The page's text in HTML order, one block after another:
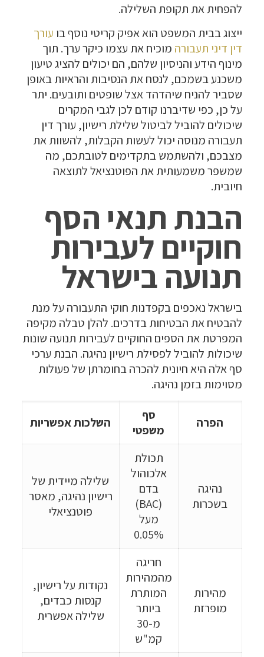
להפחית את תקופת השלילה.
ייצוג בבית המשפט הוא אפיק קריטי נוסף בו עורך
דין דיני תעבורה מוכיח את עצמו כיקר ערך. תוך
מינוף הידע והניסיון שלהם, הם יכולים להציג טיעון
משכנע בשמכם, לנסח את הנסיבות והראיות באופן
שסביר להניח שיהדהד אצל שופטים ותובעים. יתר
על כן, כפי שדיברנו קודם לכן לגבי המקרים
שיכולים להוביל לביטול שלילת רישיון, עורך דין
תעבורה מנוסה יכול לעשות הקבלות, להשוות את
מצבכם, ולהשתמש בתקדימים לטובתכם, מה
שמשפר משמעותית את הפוטנציאל לתוצאה
חיובית.
הבנת תנאי הסף
חוקיים לעבירות
תנועה בישראל
בישראל נאכפים בקפדנות חוקי התעבורה על מנת
להבטיח את הבטיחות בדרכים. להלן טבלה מקיפה
המפרטת את הספים החוקיים לעבירות תנועה שונות
שיכולות להוביל לפסילת רישיון נהיגה. הבנת ערכי
סף אלה היא חיונית להכרה בחומרתן של פעולות
מסוימות בזמן נהיגה.
הפרה
סף
משפטי
השלכות אפשריות
נהיגה
בשכרות
תכולת
אלכוהול
בדם
(BAC)
מעל
0.05%
שלילה מיידית של
רישיון נהיגה, מאסר
פוטנציאלי
מהירות
מופרזת
חריגה
מהמהירות
המותרת
ביותר
מ-30
קמ"ש
נקודות על רישיון,
קנסות כבדים,
שלילה אפשרית